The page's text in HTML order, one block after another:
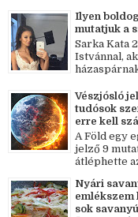
Ilyen
mutatjuk a
Sarka Kata
Istvánnal,
Vészjósló
tudósok
erre kell
A Föld egy
jelző 9
átléphette
Nyári
emlékszem
sok